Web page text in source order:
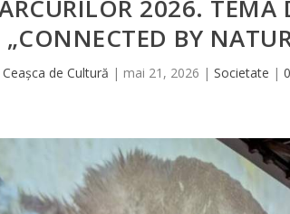
2026. TEMA
„CONNECTED BY
Ceașca de Cultură | mai 21, 2026 |Societate |